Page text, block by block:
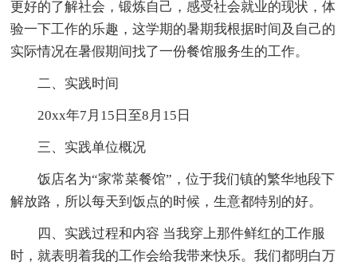
更好的了解社会，锻炼自己，感受社会就业的现状，体
验一下工作的乐趣，这学期的暑期我根据时间及自己的
实际情况在暑假期间找了一份餐馆服务生的工作。
二、实践时间
20xx年7月15日至8月15日
三、实践单位概况
饭店名为“家常菜餐馆”，位于我们镇的繁华地段下
解放路，所以每天到饭点的时候，生意都特别的好。
四、实践过程和内容 当我穿上那件鲜红的工作服
时，就表明着我的工作会给我带来快乐。我们都明白万